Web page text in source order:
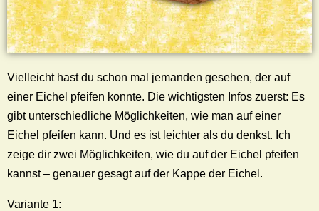
Vielleicht hast du schon mal jemanden gesehen, der auf
einer Eichel pfeifen konnte. Die wichtigsten Infos zuerst: Es
gibt unterschiedliche Möglichkeiten, wie man auf einer
Eichel pfeifen kann. Und es ist leichter als du denkst. Ich
zeige dir zwei Möglichkeiten, wie du auf der Eichel pfeifen
kannst – genauer gesagt auf der Kappe der Eichel .
Variante 1: